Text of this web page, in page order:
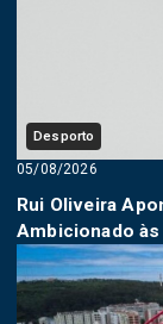
Desporto
05/08/2026
Rui Oliveira
Ambicionado